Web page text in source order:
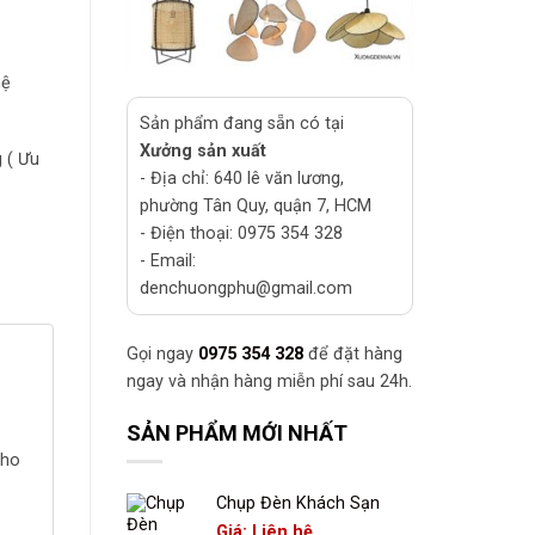
Sản phẩm đang sẵn có tại
Xưởng sản xuất
- Địa chỉ: 640 lê văn lương,
phường Tân Quy, quận 7, HCM
- Điện thoại: 0975 354 328
- Email:
denchuongphu@gmail.com
Gọi ngay 0975 354 328 để đặt hàng
ngay và nhận hàng miễn phí sau 24h.
SẢN PHẨM MỚI NHẤT
Chụp Đèn Khách Sạn
( Ưu